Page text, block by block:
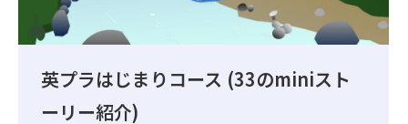
英プラはじまりコース (33のminiスト
ーリー紹介)